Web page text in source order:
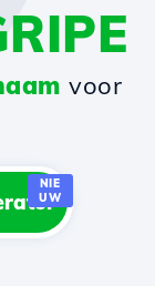
voor
NIE
UW